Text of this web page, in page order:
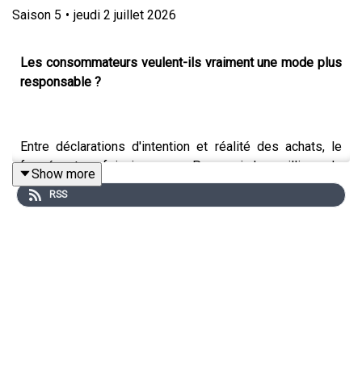
Saison 5 • jeudi 2 juillet 2026
Les consommateurs veulent-ils vraiment une mode plus
responsable ?
Entre déclarations d'intention et réalité des achats, le
fossé est parfois immense. Pourquoi des millions de
Français affirment vouloir acheter moins mais mieux...
tout en continuant à plébisciter la fast et l’ultra fast-
Show more
RSS